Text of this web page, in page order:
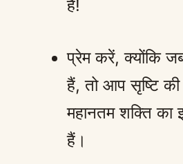
है!
प्रेम करें, क्योंकि
हैं, तो आप सृष्टि
महानतम शक्ति का
हैं।